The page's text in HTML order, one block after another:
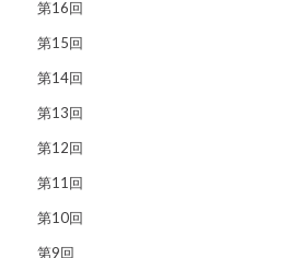
第16回
第15回
第14回
第13回
第12回
第11回
第10回
第9回